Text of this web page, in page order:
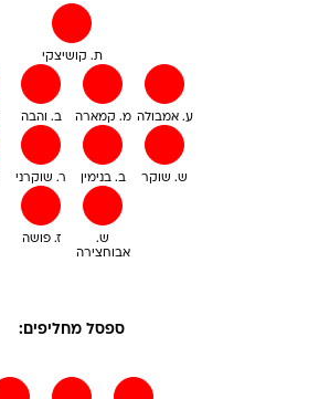
ת. קושיצקי
ב. והבה מ. קמארה ע. אמבולה
ר. שוקרני ב. בנימין ש. שוקר
ז. פושה
ש.
אבוחצירה
ספסל מחליפים: